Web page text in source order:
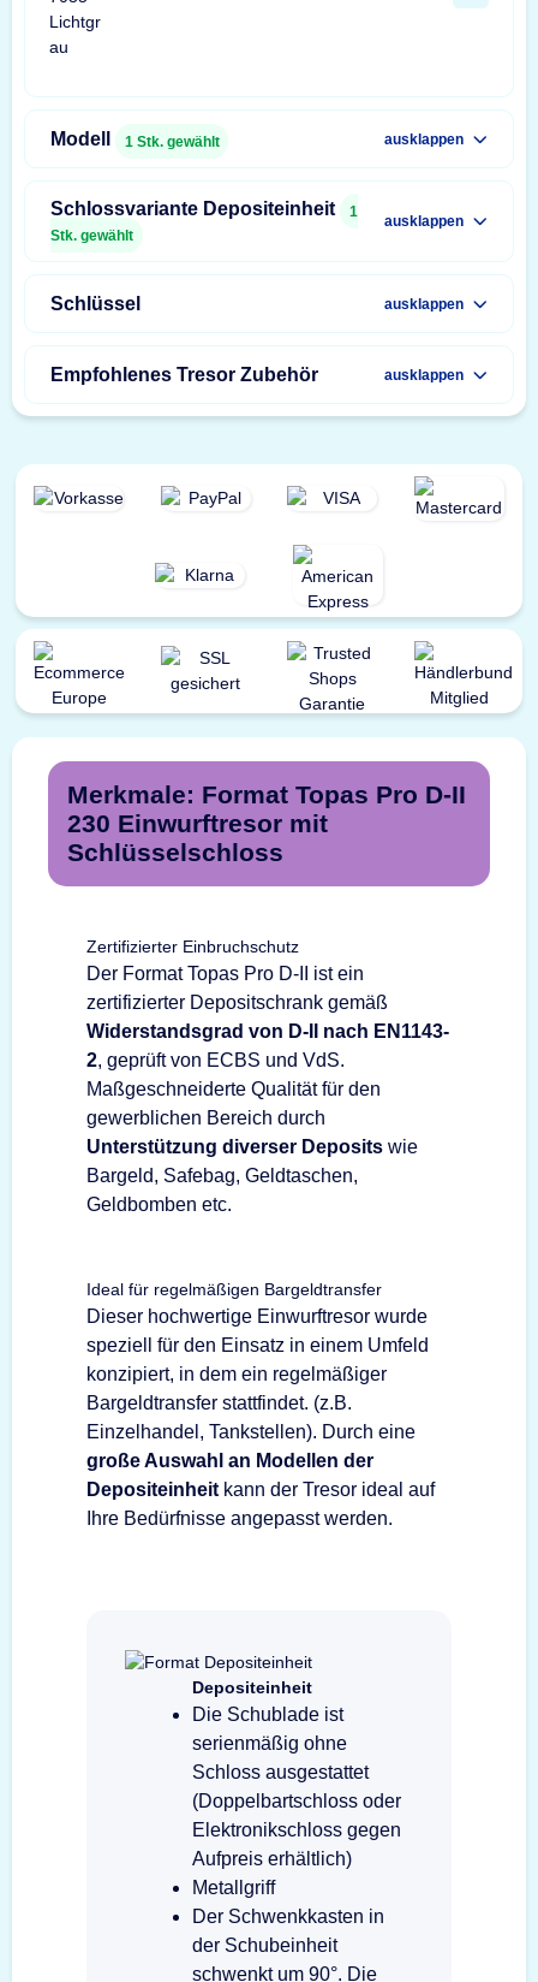
Modell 1 Stk. gewählt ausklappen
Schlossvariante Depositeinheit
1
Stk. gewählt
ausklappen
Schlüssel ausklappen
Empfohlenes Tresor Zubehör ausklappen
Merkmale: Format Topas Pro D-II
230 Einwurftresor mit
Schlüsselschloss
Zertifizierter Einbruchschutz
Der Format Topas Pro D-II ist ein
zertifizierter Depositschrank gemäß
Widerstandsgrad von D-II nach EN1143-
2, geprüft von ECBS und VdS.
Maßgeschneiderte Qualität für den
gewerblichen Bereich durch
Unterstützung diverser Deposits wie
Bargeld, Safebag, Geldtaschen,
Geldbomben etc.
Ideal für regelmäßigen Bargeldtransfer
Dieser hochwertige Einwurftresor wurde
speziell für den Einsatz in einem Umfeld
konzipiert, in dem ein regelmäßiger
Bargeldtransfer stattfindet. (z.B.
Einzelhandel, Tankstellen). Durch eine
große Auswahl an Modellen der
Depositeinheit kann der Tresor ideal auf
Ihre Bedürfnisse angepasst werden.
Depositeinheit
Die Schublade ist
serienmäßig ohne
Schloss ausgestattet
(Doppelbartschloss oder
Elektronikschloss gegen
Aufpreis erhältlich)
Metallgriff
Der Schwenkkasten in
der Schubeinheit
schwenkt um 90°. Die